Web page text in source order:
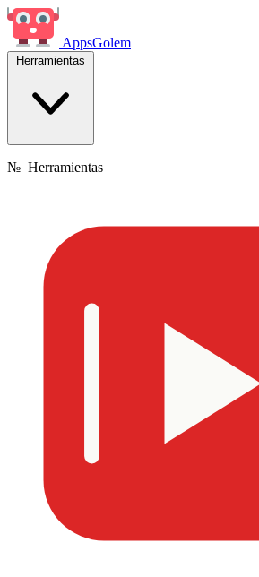
AppsGolem
Herramientas
№ Herramientas